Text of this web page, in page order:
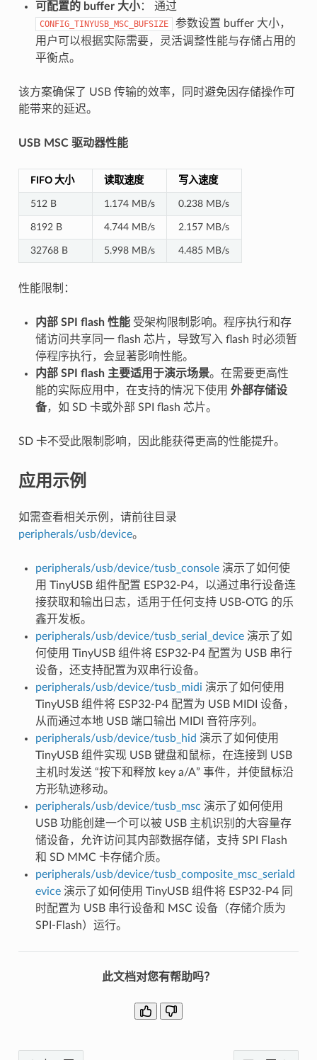
可配置的 buffer 大小： 通过
CONFIG_TINYUSB_MSC_BUFSIZE
参数设置 buffer 大小，
用户可以根据实际需要，灵活调整性能与存储占用的
平衡点。
该方案确保了 USB 传输的效率，同时避免因存储操作可
能带来的延迟。
USB MSC 驱动器性能
FIFO 大小 读取速度 写入速度
512 B 1.174 MB/s 0.238 MB/s
8192 B 4.744 MB/s 2.157 MB/s
32768 B 5.998 MB/s 4.485 MB/s
性能限制：
内部 SPI flash 性能受架构限制影响。程序执行和存
储访问共享同一 flash 芯片，导致写入 flash 时必须暂
停程序执行，会显著影响性能。
内部 SPI flash 主要适用于演示场景。在需要更高性
能的实际应用中，在支持的情况下使用 外部存储设
备，如 SD 卡或外部 SPI flash 芯片。
SD 卡不受此限制影响，因此能获得更高的性能提升。
应用示例
如需查看相关示例，请前往目录
peripherals/usb/device。
peripherals/usb/device/tusb_console演示了如何使
用 TinyUSB 组件配置 ESP32-P4，以通过串行设备连
接获取和输出日志，适用于任何支持 USB-OTG 的乐
鑫开发板。
peripherals/usb/device/tusb_serial_device演示了如
何使用 TinyUSB 组件将 ESP32-P4 配置为 USB 串行
设备，还支持配置为双串行设备。
peripherals/usb/device/tusb_midi 演示了如何使用
TinyUSB 组件将 ESP32-P4 配置为 USB MIDI 设备，
从而通过本地 USB 端口输出 MIDI 音符序列。
peripherals/usb/device/tusb_hid 演示了如何使用
TinyUSB 组件实现 USB 键盘和鼠标，在连接到 USB
主机时发送 “按下和释放 key a/A” 事件，并使鼠标沿
方形轨迹移动。
peripherals/usb/device/tusb_msc 演示了如何使用
USB 功能创建一个可以被 USB 主机识别的大容量存
储设备，允许访问其内部数据存储，支持 SPI Flash
和 SD MMC 卡存储介质。
peripherals/usb/device/tusb_composite_msc_seriald
evice演示了如何使用 TinyUSB 组件将 ESP32-P4 同
时配置为 USB 串行设备和 MSC 设备（存储介质为
SPI-Flash）运行。
此文档对您有帮助吗？